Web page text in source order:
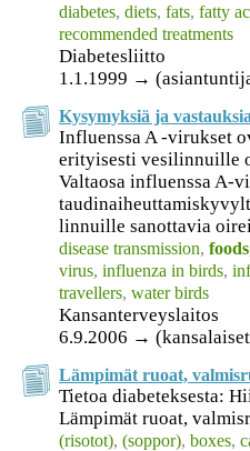
diabetes, diets, fats, fatty
recommended treatments
Diabetesliitto
1.1.1999 →
Kysymyksiä ja
Influenssa A -virukset
erityisesti vesilinnuille
Valtaosa influenssa A-
linnuille sanottavia
disease transmission, foods
virus, influenza in birds,
travellers, water birds
Kansanterveyslaitos
6.9.2006 →
Lämpimät ruoat,
Tietoa diabeteksesta:
Lämpimät ruoat,
(risotot), (soppor), boxes,